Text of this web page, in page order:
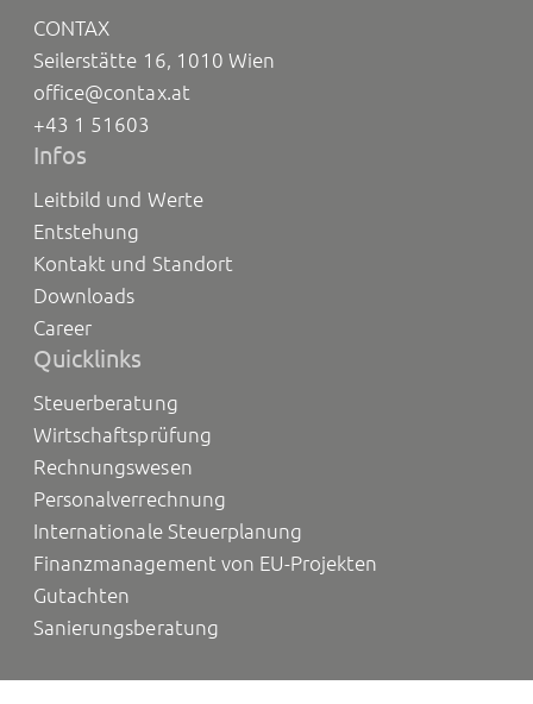
CONTAX
Seilerstätte 16, 1010 Wien
office@contax.at
+43 1 51603
Infos
Leitbild und Werte
Entstehung
Kontakt und Standort
Downloads
Career
Quicklinks
Steuerberatung
Wirtschaftsprüfung
Rechnungswesen
Personalverrechnung
Internationale Steuerplanung
Finanzmanagement von EU-Projekten
Gutachten
Sanierungsberatung